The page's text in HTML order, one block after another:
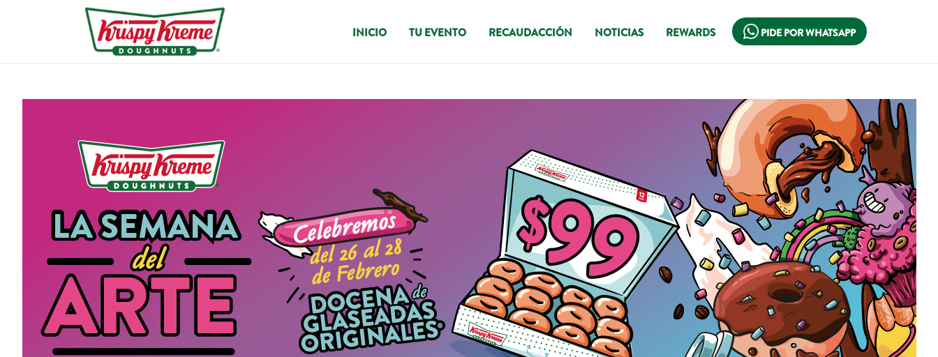
INICIO TU EVENTO RECAUDACCIÓN NOTICIAS REWARDS PIDE POR WHATSAPP